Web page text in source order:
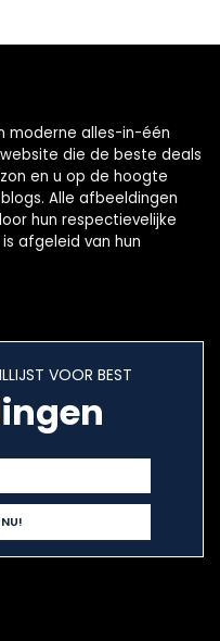
moderne alles-in-één
die de beste deals
en u op de hoogte
Alle afbeeldingen
hun respectievelijke
afgeleid van hun
VOOR BEST